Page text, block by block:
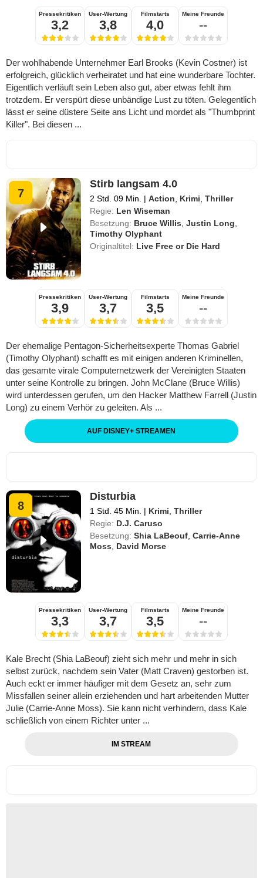
Pressekritiken
3,2
User-Wertung
3,8
Filmstarts
4,0
Meine Freunde
--
Der wohlhabende Unternehmer Earl Brooks (Kevin Costner) ist
erfolgreich, glücklich verheiratet und hat eine wunderbare Tochter.
Eigentlich verläuft sein Leben also gut, aber etwas fehlt ihm
trotzdem. Er verspürt diese unbändige Lust zu töten. Gelegentlich
lässt er seine düstere Seite ans Licht und mordet als "Thumbprint
Killer". Bei diesen ...
7
Stirb langsam 4.0
2 Std. 09 Min. | Action Krimi ,Thriller
Regie: Len Wiseman
Besetzung: Bruce Willis ,Justin Long
Timothy Olyphant
Originaltitel: Live Free or Die Hard
Pressekritiken
3,9
User-Wertung
3,7
Filmstarts
3,5
Meine Freunde
--
Der ehemalige Pentagon-Sicherheitsexperte Thomas Gabriel
(Timothy Olyphant) schafft es mit einigen anderen Kriminellen,
das gesamte virale Computernetzwerk der Vereinigten Staaten
unter seine Kontrolle zu bringen. John McClane (Bruce Willis)
wird unterdessen gerufen, um den Hacker Matthew Farrell (Justin
Long) zu einem Verhör zu geleiten. Als ...
AUF DISNEY+ STREAMEN
8
Disturbia
1 Std. 45 Min. | Krimi,Thriller
Regie: D.J. Caruso
Besetzung: Shia LaBeouf,Carrie-Anne
Moss, David Morse
Pressekritiken
3,3
User-Wertung
3,7
Filmstarts
3,5
Meine Freunde
--
Kale Brecht (Shia LaBeouf) zieht sich mehr und mehr in sich
selbst zurück, nachdem sein Vater (Matt Craven) gestorben ist.
Auch eckt er immer häufiger mit dem Gesetz an, sehr zum
Missfallen seiner allein erziehenden und hart arbeitenden Mutter
Julie (Carrie-Anne Moss). Sie kann nicht verhindern, dass Kale
schließlich von einem Richter unter ...
IM STREAM